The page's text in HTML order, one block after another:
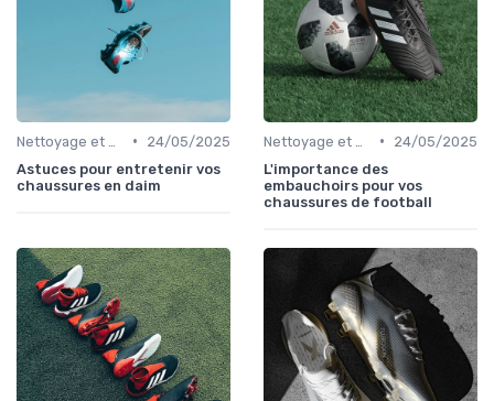
•
24/05/2025
Astuces pour entretenir vos
chaussures en daim
•
24/05/2025
L'importance des
embauchoirs pour vos
chaussures de football